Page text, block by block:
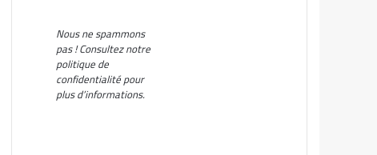
Nous ne spammons
pas ! Consultez notre
politique de
confidentialitépour
plus d’informations.